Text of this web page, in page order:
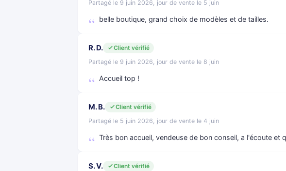
Partagé le 9 juin 2026, jour de vente le 5 juin
belle boutique, grand choix de modèles et de tailles.
R. D.
Client vérifié
Partagé le 9 juin 2026, jour de vente le 8 juin
Accueil top !
M. B.
Client vérifié
Partagé le 5 juin 2026, jour de vente le 4 juin
Très bon accueil, vendeuse de bon conseil, a l'écoute et
S. V.
Client vérifié